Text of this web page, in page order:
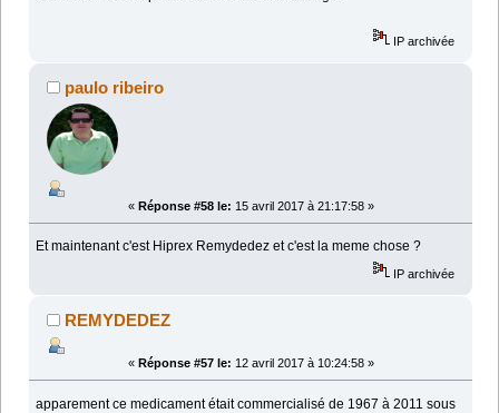
IP archivée
paulo ribeiro
« Réponse #58 le: 15 avril 2017 à 21:17:58 »
Et maintenant c'est Hiprex Remydedez et c'est la meme chose ?
IP archivée
REMYDEDEZ
« Réponse #57 le: 12 avril 2017 à 10:24:58 »
apparement ce medicament était commercialisé de 1967 à 2011 sous